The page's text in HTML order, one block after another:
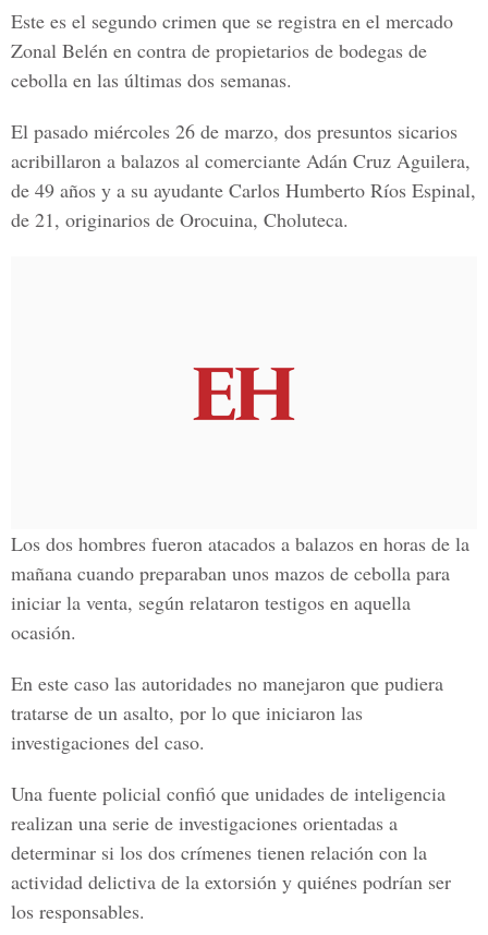
Este es el segundo crimen que se registra en el mercado
Zonal Belén en contra de propietarios de bodegas de
cebolla en las últimas dos semanas.
El pasado miércoles 26 de marzo, dos presuntos sicarios
acribillaron a balazos al comerciante Adán Cruz Aguilera,
de 49 años y a su ayudante Carlos Humberto Ríos Espinal,
de 21, originarios de Orocuina, Choluteca.
Los dos hombres fueron atacados a balazos en horas de la
mañana cuando preparaban unos mazos de cebolla para
iniciar la venta, según relataron testigos en aquella
ocasión.
En este caso las autoridades no manejaron que pudiera
tratarse de un asalto, por lo que iniciaron las
investigaciones del caso.
Una fuente policial confió que unidades de inteligencia
realizan una serie de investigaciones orientadas a
determinar si los dos crímenes tienen relación con la
actividad delictiva de la extorsión y quiénes podrían ser
los responsables.